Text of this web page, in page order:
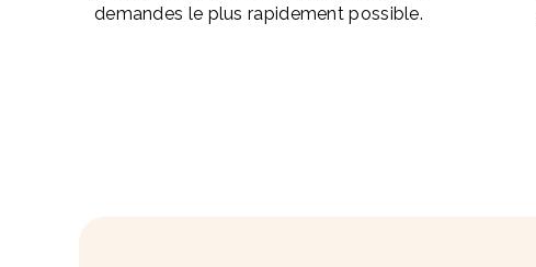
demandes le plus rapidement possible.